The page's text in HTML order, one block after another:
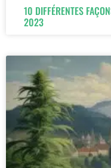
10 DIFFÉRENTES
2023